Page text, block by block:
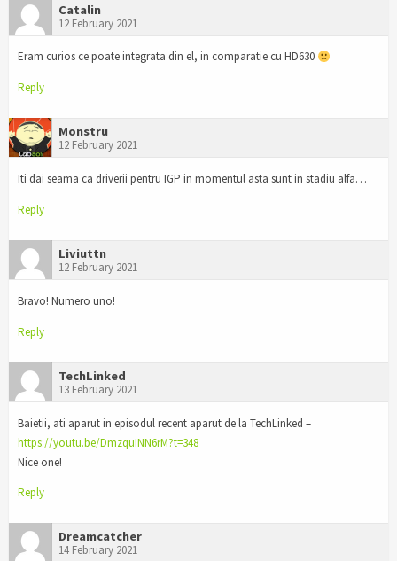
Catalin
12 February 2021
Eram curios ce poate integrata din el, in comparatie cu HD630
Reply
Monstru
12 February 2021
Iti dai seama ca driverii pentru IGP in momentul asta sunt in stadiu alfa…
Reply
Liviuttn
12 February 2021
Bravo! Numero uno!
Reply
TechLinked
13 February 2021
Baietii, ati aparut in episodul recent aparut de la TechLinked –
https://youtu.be/DmzquINN6rM?t=348
Nice one!
Reply
Dreamcatcher
14 February 2021